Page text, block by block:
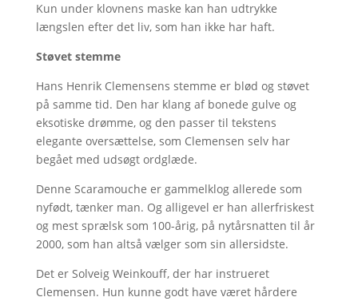
Kun under klovnens maske kan han udtrykke
længslen efter det liv, som han ikke har haft.
Støvet stemme
Hans Henrik Clemensens stemme er blød og støvet
på samme tid. Den har klang af bonede gulve og
eksotiske drømme, og den passer til tekstens
elegante oversættelse, som Clemensen selv har
begået med udsøgt ordglæde.
Denne Scaramouche er gammelklog allerede som
nyfødt, tænker man. Og alligevel er han allerfriskest
og mest sprælsk som 100-årig, på nytårsnatten til år
2000, som han altså vælger som sin allersidste.
Det er Solveig Weinkouff, der har instrueret
Clemensen. Hun kunne godt have været hårdere